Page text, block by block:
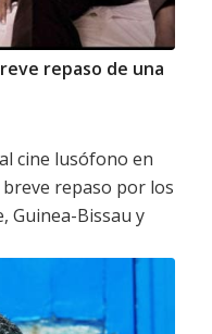
repaso de una
cine lusófono en
repaso por los
Guinea-Bissau y